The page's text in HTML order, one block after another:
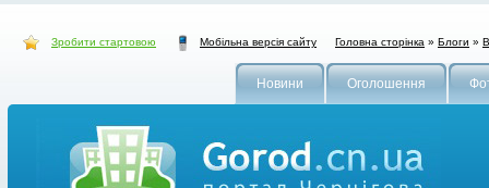
Зробити стартовою Мобільна версія сайту Головна сторінка » Блоги »
Новини Оголошення